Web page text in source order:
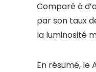
Comparé à
par son taux
la luminosité
En résumé, le